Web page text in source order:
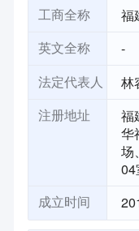
工商全称 福
英文全称 -
法定代表人 林
注册地址
福
华
场
04
成立时间